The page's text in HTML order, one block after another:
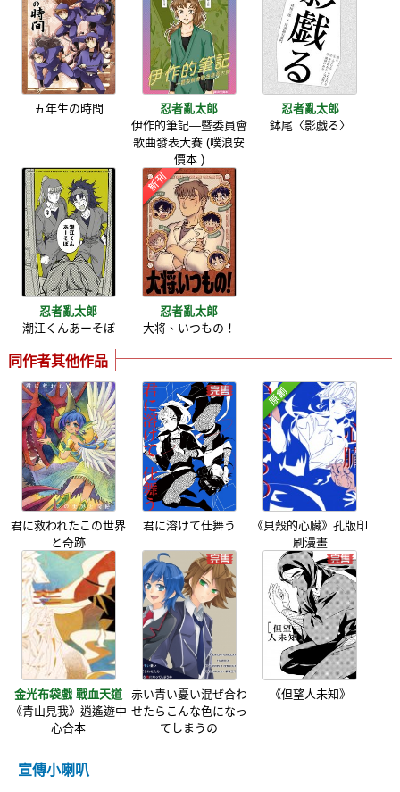
五年生の時間
忍者亂太郎
伊作的筆記—暨委員會
歌曲發表大賽 (噗浪安
價本 )
忍者亂太郎
鉢尾〈影戯る〉
忍者亂太郎
潮江くんあーそぼ
忍者亂太郎
大将、いつもの！
同作者其他作品
君に救われたこの世界
と奇跡
君に溶けて仕舞う
《貝殼的心臟》孔版印
刷漫畫
金光布袋戲 戰血天道
《青山見我》逍遙遊中
心合本
赤い青い憂い混ぜ合わ
せたらこんな色になっ
てしまうの
《但望人未知》
宣傳小喇叭